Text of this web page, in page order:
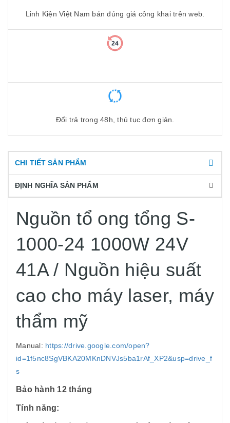
CHI TIẾT SẢN PHẨM
ĐỊNH NGHĨA SẢN PHẨM
Nguồn tổ ong tổng S-
1000-24 1000W 24V
41A / Nguồn hiệu suất
cao cho máy laser, máy
thẩm mỹ
Manual:https://drive.google.com/open?
id=1f5nc8SgVBKA20MKnDNVJs5ba1rAf_XP2&usp=drive_f